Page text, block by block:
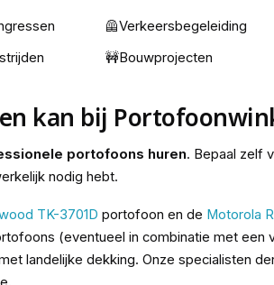
🦺Verkeersbegeleiding
🚧Bouwprojecten
kan bij
portofoons huren. Bepaal zelf
nodig hebt.
TK-3701D portofoon en de Motorola
(eventueel in combinatie met een
landelijke dekking. Onze specialisten